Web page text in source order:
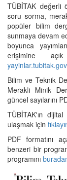
TÜBİTAK değerli
soru sorma,
popüler bilim
sunmaya devam
boyunca
erişimine
Bilim ve Teknik
Merakli Minik
güncel sayılarını
TÜBİTAK'ın
ulaşmak için
PDF formatını
benzeri bir
programını